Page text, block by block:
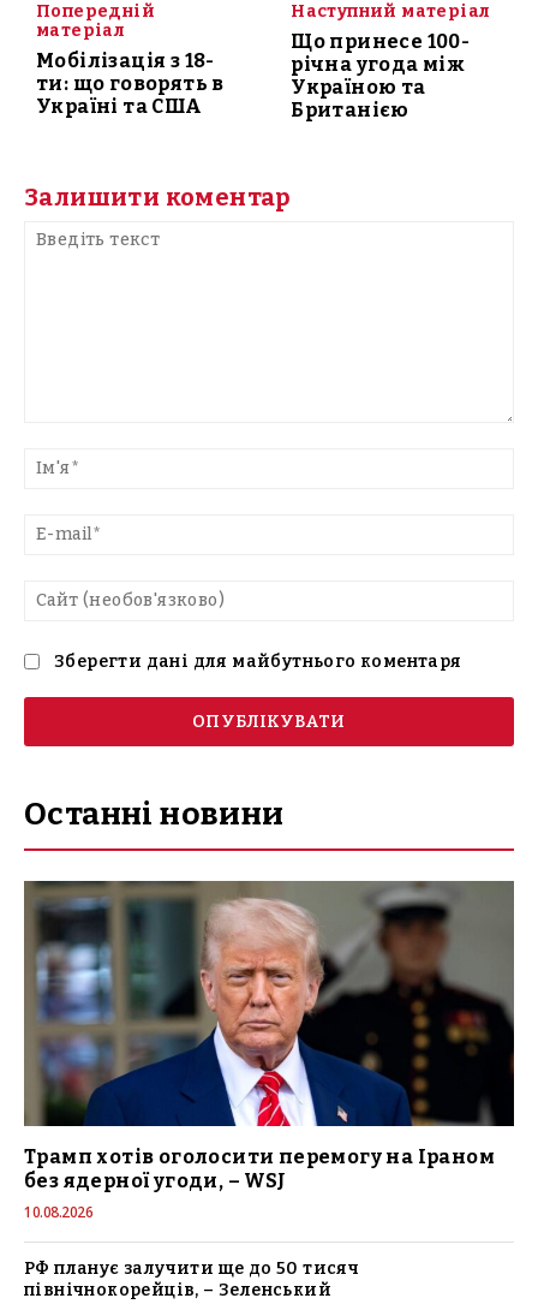
Попередній
матеріал
Мобілізація з 18-
ти: що говорять в
Україні та США
Наступний матеріал
Що принесе 100-
річна угода між
Україною та
Британією
Залишити коментар
текст
Зберегти дані для майбутнього коментаря
Останні новини
Трамп хотів оголосити перемогу на Іраном
без ядерної угоди, – WSJ
10.08.2026
РФ планує залучити ще до 50 тисяч
північнокорейців, – Зеленський